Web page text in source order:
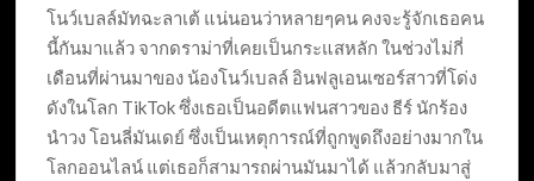
โนว์เบลล์มัทฉะลาเต้ แน่นอนว่าหลายๆคน คงจะรู้จักเธอคน
นี้กันมาแล้ว จากดราม่าที่เคยเป็นกระแสหลัก ในช่วงไม่กี่
เดือนที่ผ่านมาของ น้องโนว์เบลล์ อินฟลูเอนเซอร์สาวที่โด่ง
ดังในโลก TikTok ซึ่งเธอเป็นอดีตแฟนสาวของ ธีร์ นักร้อง
นำวง โอนลี่มันเดย์ ซึ่งเป็นเหตุการณ์ที่ถูกพูดถึงอย่างมากใน
โลกออนไลน์ แต่เธอก็สามารถผ่านมันมาได้ แล้วกลับมาสู่